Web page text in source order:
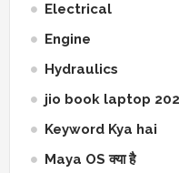
Electrical
Engine
Hydraulics
jio book laptop
Keyword Kya hai
Maya OS क्या है